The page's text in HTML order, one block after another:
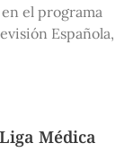
el programa
Española,
Médica